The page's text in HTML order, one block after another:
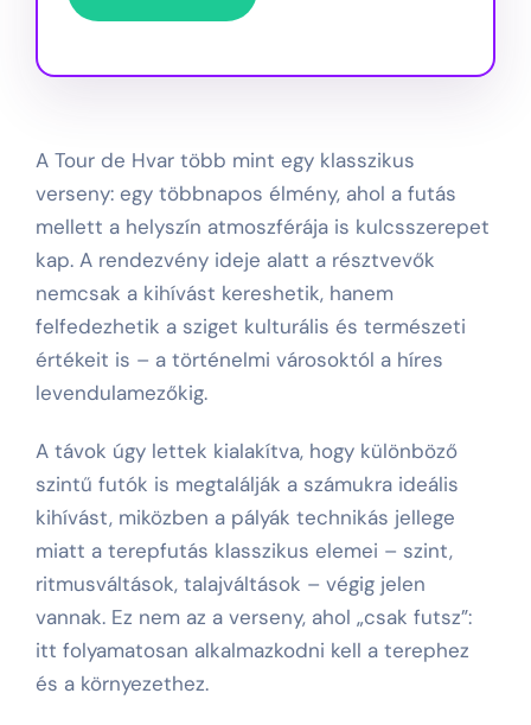
A Tour de Hvar több mint egy klasszikus
verseny: egy többnapos élmény, ahol a futás
mellett a helyszín atmoszférája is kulcsszerepet
kap. A rendezvény ideje alatt a résztvevők
nemcsak a kihívást kereshetik, hanem
felfedezhetik a sziget kulturális és természeti
értékeit is – a történelmi városoktól a híres
levendulamezőkig.
A távok úgy lettek kialakítva, hogy különböző
szintű futók is megtalálják a számukra ideális
kihívást, miközben a pályák technikás jellege
miatt a terepfutás klasszikus elemei – szint,
ritmusváltások, talajváltások – végig jelen
vannak. Ez nem az a verseny, ahol „csak futsz”:
itt folyamatosan alkalmazkodni kell a terephez
és a környezethez.